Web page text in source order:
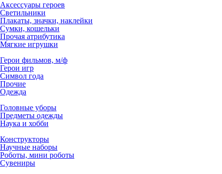
Аксессуары героев
Светильники
Плакаты, значки, наклейки
Сумки, кошельки
Прочая атрибутика
Мягкие игрушки
Герои фильмов, м/ф
Герои игр
Символ года
Прочие
Одежда
Головные уборы
Предметы одежды
Наука и хобби
Конструкторы
Научные наборы
Роботы, мини роботы
Сувениры